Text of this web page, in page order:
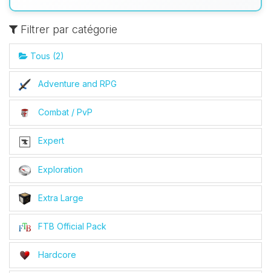
Filtrer par catégorie
Tous (2)
Adventure and RPG
Combat / PvP
Expert
Exploration
Extra Large
FTB Official Pack
Hardcore
Youpi, enfin quelqu’un pour me
parler ! Moi c’est Choupy, ton petit
assistant BoxToPlay. Dis-moi ce dont
tu as besoin et je vais remuer mes
petits circuits pour t’aider.
06/08/2026 à 23:26